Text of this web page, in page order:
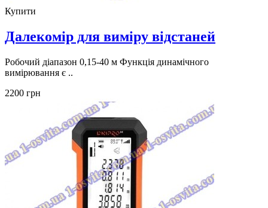
Купити
Далекомір для виміру відстаней
Робочий діапазон 0,15-40 м Функція динамічного
вимірювання є ..
2200 грн